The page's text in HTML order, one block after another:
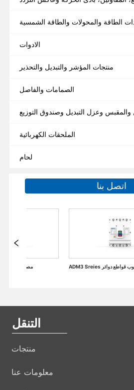
الطاقة والمحولات والطاقة الشمسية
الادوات
منتجات المؤشر والتبديل والتحذير
الصمامات والفاصل
والمقبس وعزل التبديل وصندوق التوزيع
الملحقات الكهربائية
لحام
اتصل بنا
ADM3 Sreies مصبوب قواطع دوائر مصغرة
التنقل
منتجات
معلومات عنا